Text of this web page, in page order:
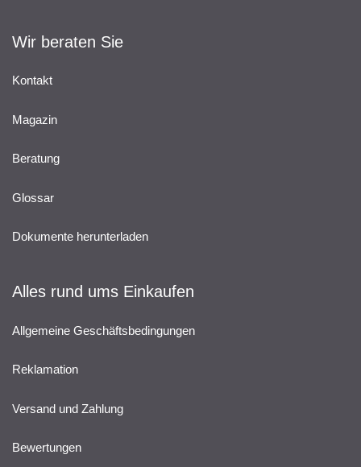
Wir beraten Sie
Kontakt
Magazin
Beratung
Glossar
Dokumente herunterladen
Alles rund ums Einkaufen
Allgemeine Geschäftsbedingungen
Reklamation
Versand und Zahlung
Bewertungen